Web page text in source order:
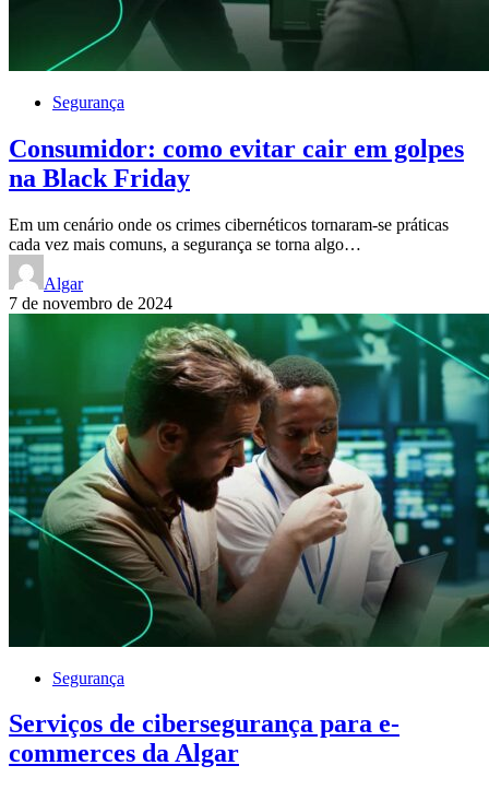
Segurança
Consumidor: como evitar cair em golpes
na Black Friday
Em um cenário onde os crimes cibernéticos tornaram-se práticas
cada vez mais comuns, a segurança se torna algo…
Algar
7 de novembro de 2024
Segurança
Serviços de cibersegurança para e-
commerces da Algar